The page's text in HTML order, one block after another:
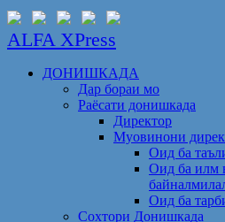
ALFA XPress
ДОНИШКАДА
Дар бораи мо
Раёсати донишкада
Директор
Муовинони
Оид ба
Оид ба илм
Оид ба
Сохтори Донишкада